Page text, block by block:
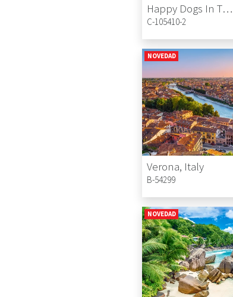
Happy Dogs In The Countryside
C-105410-2
NOVEDAD
Verona, Italy
B-54299
NOVEDAD